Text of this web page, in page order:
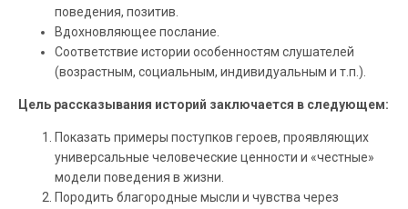
поведения, позитив.
Вдохновляющее послание.
Соответствие истории особенностям слушателей
(возрастным, социальным, индивидуальным и т.п.).
Цель рассказывания историй заключается в следующем:
Показать примеры поступков героев, проявляющих
универсальные человеческие ценности и «честные»
модели поведения в жизни.
Породить благородные мысли и чувства через